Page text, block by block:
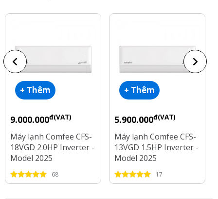
+ Thêm
9.000.000đ(VAT)
Máy lạnh Comfee CFS-
18VGD 2.0HP Inverter -
Model 2025
68
+ Thêm
5.900.000đ(VAT)
Máy lạnh Comfee CFS-
13VGD 1.5HP Inverter -
Model 2025
17